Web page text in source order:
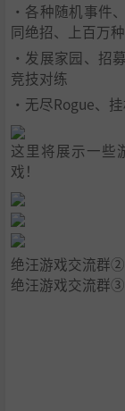
·各种随机事件
同绝招、上百万
·发展家园、招
竞技对练
·无尽Rogue、
这里将展示一些
戏！
绝汪游戏交流群
绝汪游戏交流群
遇到BUG也可以